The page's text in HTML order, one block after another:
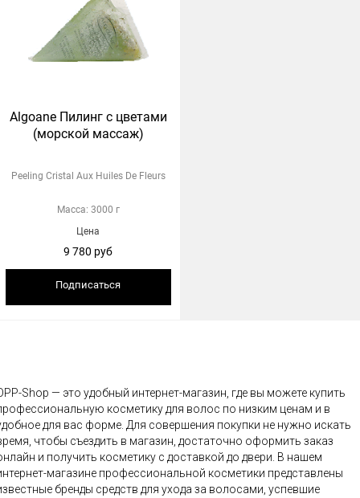
Algoane Пилинг с цветами
(морской массаж)
Peeling Cristal Aux Huiles De Fleurs
Масса: 3000 г
Цена
9 780 руб
Подписаться
Shop — это удобный интернет-магазин, где вы можете купить
косметику для волос по низким ценам и в
для вас форме. Для совершения покупки не нужно искать
чтобы съездить в магазин, достаточно оформить заказ
и получить косметику с доставкой до двери. В нашем
магазине профессиональной косметики представлены
бренды средств для ухода за волосами, успевшие